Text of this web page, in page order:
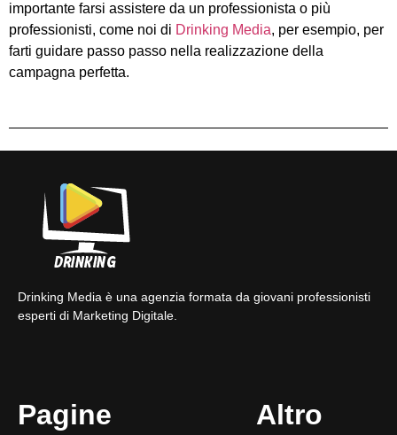
importante farsi assistere da un professionista o più
professionisti, come noi di Drinking Media, per esempio, per
farti guidare passo passo nella realizzazione della
campagna perfetta.
Drinking Media è una agenzia formata da giovani professionisti
esperti di Marketing Digitale.
Pagine Altro